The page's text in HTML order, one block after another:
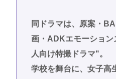
同ドラマは、原案・
画・ADKエモーショ
人向け特撮ドラマ"。
学校を舞台に、女子高